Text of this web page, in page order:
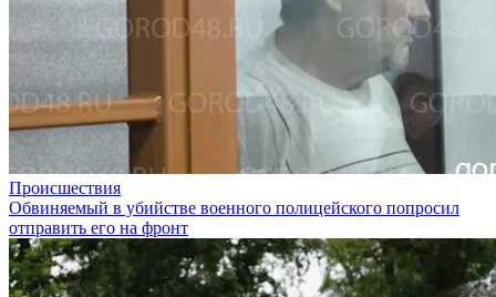
Происшествия
Обвиняемый в убийстве военного полицейского попросил
отправить его на фронт